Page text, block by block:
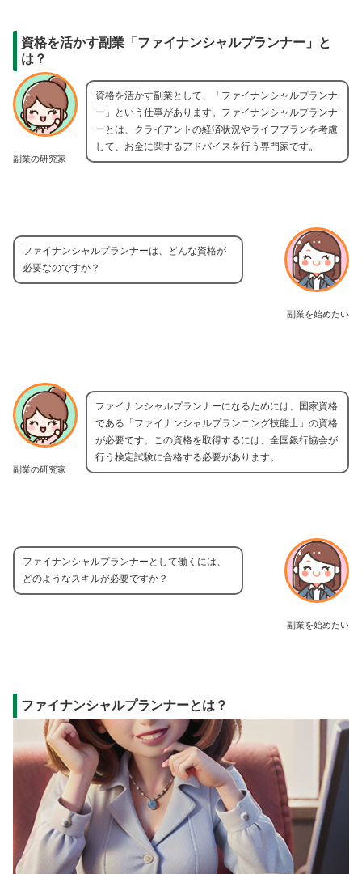
資格を活かす副業「ファイナンシャルプランナー」と
は？
副業の研究家
資格を活かす副業として、「ファイナンシャルプランナ
ー」という仕事があります。ファイナンシャルプランナ
ーとは、クライアントの経済状況やライフプランを考慮
して、お金に関するアドバイスを行う専門家です。
副業を始めたい
ファイナンシャルプランナーは、どんな資格が
必要なのですか？
副業の研究家
ファイナンシャルプランナーになるためには、国家資格
である「ファイナンシャルプランニング技能士」の資格
が必要です。この資格を取得するには、全国銀行協会が
行う検定試験に合格する必要があります。
副業を始めたい
ファイナンシャルプランナーとして働くには、
どのようなスキルが必要ですか？
ファイナンシャルプランナーとは？